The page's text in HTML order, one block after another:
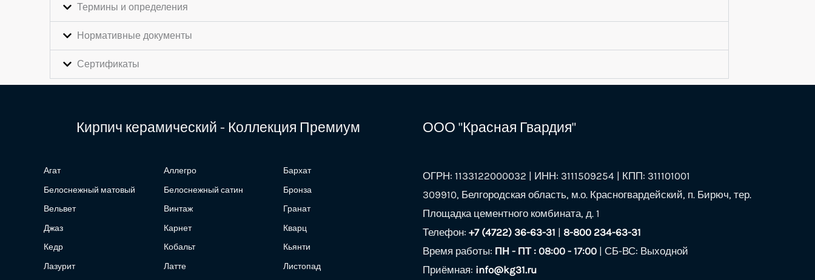
Термины и определения
Нормативные документы
Сертификаты
Кирпич керамический - Коллекция Премиум
Агат Аллегро
Бархат
Белоснежный матовый
Белоснежный сатин
Бронза
Вельвет
Винтаж
Гранат
Джаз
Карнет
Кварц
Кедр
Кобальт
Кьянти
Лазурит
Латте Листопад
ООО "Красная Гвардия"
ОГРН: 1133122000032 | ИНН: 3111509254 | КПП: 311101001
309910, Белгородская область, м.о. Красногвардейский, п. Бирюч, тер.
Площадка цементного комбината, д. 1
Телефон: +7 (4722) 36-63-31 | 8-800 234-63-31
Время работы: ПН - ПТ : 08:00 - 17:00 | СБ-ВС: Выходной
Приёмная: info@kg31.ru